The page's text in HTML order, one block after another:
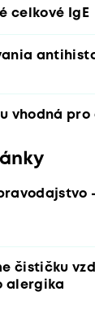
celkové IgE
vhodná pro
čističku
alergika